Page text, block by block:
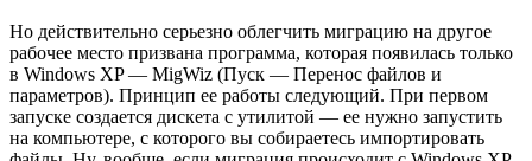
Но действительно серьезно облегчить миграцию на другое
рабочее место призвана программа, которая появилась только
в Windows XP — MigWiz (Пуск — Перенос файлов и
параметров). Принцип ее работы следующий. При первом
запуске создается дискета с утилитой — ее нужно запустить
на компьютере, с которого вы собираетесь импортировать